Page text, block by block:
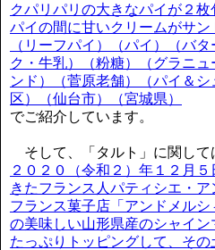
クパリパリの大きなパイが２
パイの間に甘いクリームがサン
（リーフパイ）（パイ）（バ
ク・牛乳）（粉糖）（グラニ
ンド）（菅原老舗）（パイ＆
区）（仙台市）（宮城県）
でご紹介しています。
そして、「タルト」に関して
２０２０（令和２）年１２月
きたフランス人パティシエ・
フランス菓子店「アンドメル
の美味しい山形県産のシャイン
たっぷりトッピングして、そ